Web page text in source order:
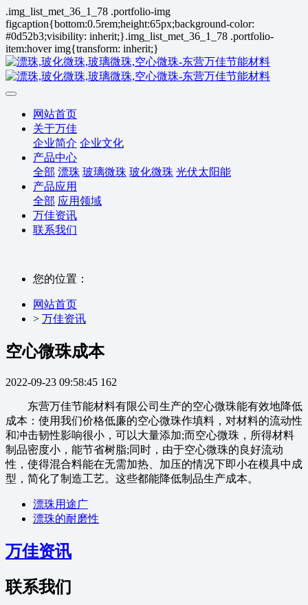
.img_list_met_36_1_78 .portfolio-img
figcaption{bottom:0.5rem;height:65px;background-color:
#0d52b3;visibility: inherit;}.img_list_met_36_1_78 .portfolio-
item:hover img{transform: inherit;}
网站首页
关于万佳
企业简介 企业文化
产品中心
全部 漂珠 玻璃微珠 玻化微珠 光伏太阳能
产品应用
全部 应用领域
万佳资讯
联系我们
您的位置：
网站首页
> 万佳资讯
空心微珠成本
2022-09-23 09:58:45 162
东营万佳节能材料有限公司生产的空心微珠能有效地降低
成本：使用我们价格低廉的空心微珠作填料，对材料的流动性
和冲击韧性影响很小，可以大量添加;而空心微珠，所得材料
制品密度小，能节省树脂;同时，由于空心微珠的良好流动
性，使得混合料能在无需加热、加压的情况下即小在模具中成
型，简化了制造工艺。这些都能降低制品生产成本。
漂珠用途广
漂珠的耐磨性
万佳资讯
联系我们